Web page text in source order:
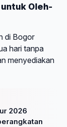
Oleh-
di Bogor
hari tanpa
menyediakan
2026